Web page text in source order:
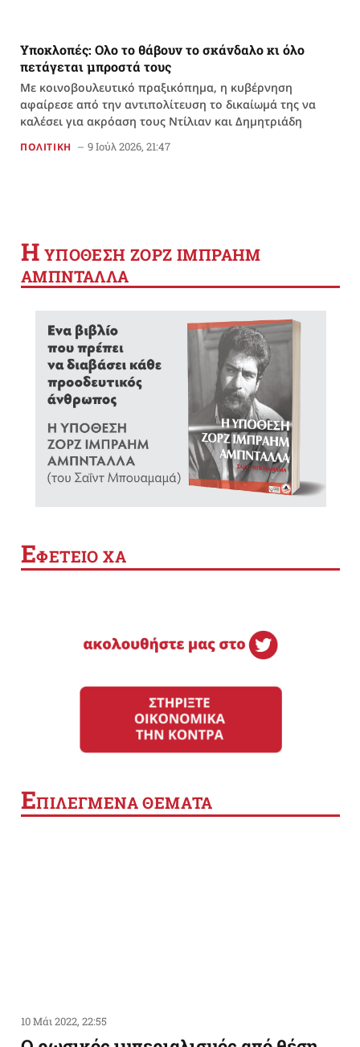
Υποκλοπές: Ολο το θάβουν το σκάνδαλο κι όλο
πετάγεται μπροστά τους
Με κοινοβουλευτικό πραξικόπημα, η κυβέρνηση
αφαίρεσε από την αντιπολίτευση το δικαίωμά της να
καλέσει για ακρόαση τους Ντίλιαν και Δημητριάδη
ΠΟΛΙΤΙΚΗ 9 Ιούλ 2026, 21:47
Η YΠΟΘΕΣΗ ΖΟΡΖ ΙΜΠΡΑΗΜ
ΑΜΠΝΤΑΛΛΑ
ΕΦΕΤΕΙΟ ΧΑ
ΕΠΙΛΕΓΜΕΝΑ ΘΕΜΑΤΑ
10 Μάι 2022, 22:55